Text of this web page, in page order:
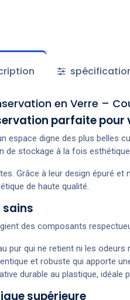
en Verre –
parfaite pour
espace digne des plus belles
stockage à la fois
Grâce à leur design épuré
de haute qualité.
sains
des composants
pur qui ne retient ni les
et robuste qui apporte
durable au plastique,
supérieure